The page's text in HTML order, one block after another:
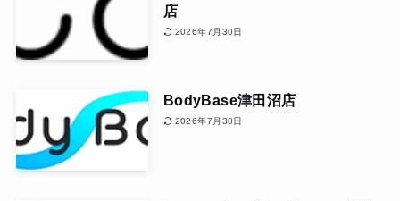
店
2026年7月30日
BodyBase津田沼店
2026年7月30日